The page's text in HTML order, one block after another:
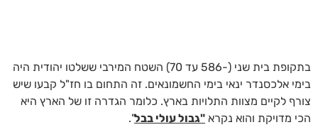
בתקופת בית שני (-586 עד 70) השטח המירבי ששלטו יהודית היה
בימי אלכסנדר ינאי בימי החשמונאים. זה התחום בו חז"ל קבעו שיש
צורף לקיים מצוות התלויות בארץ. כלומר הגדרה זו של הארץ היא
הכי מדויקת והוא נקרא "גבול עולי בבל".